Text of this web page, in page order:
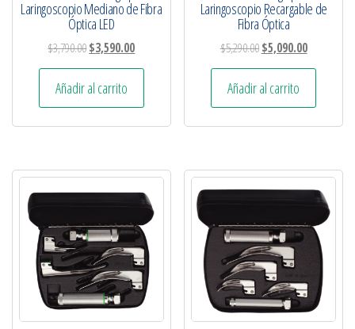
Laringoscopio Mediano de Fibra
Óptica LED
$3,790.00$3,590.00
Añadir al carrito
Laringoscopio Recargable de
Fibra Óptica
$5,290.00 $5,090.00
Añadir al carrito